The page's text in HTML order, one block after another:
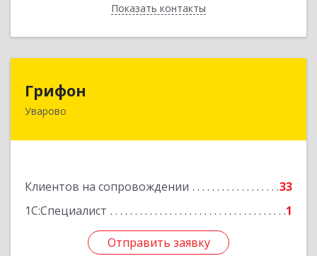
Показать контакты
Назад
Грифон
Уварово
Клиентов на сопровождении
33
1С:Специалист
1
Отправить заявку
393461, Тамбовская обл, Уварово г, Южная ул,
Отправить заявку